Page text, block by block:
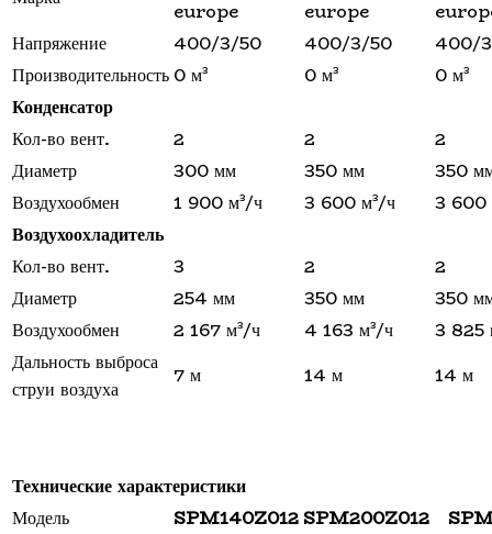
europe europe
Напряжение
400/3/50 400/3/50
400/
Производительность 0 м³ 0 м³
0 м³
Конденсатор
Кол-во вент.
2 2
2
Диаметр
300 мм 350 мм
350
Воздухообмен
1 900 м³/ч 3 600 м³/ч
3 600
Воздухоохладитель
Кол-во вент.
3 2
2
Диаметр
254 мм 350 мм
350
Воздухообмен
2 167 м³/ч 4 163 м³/ч
3 825
Дальность выброса
струи воздуха
7 м 14 м 14 м
Технические характеристики
Модель
SPM140Z012 SPM200Z012